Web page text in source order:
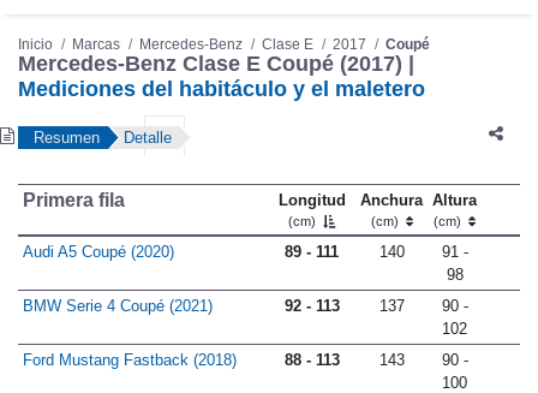
Inicio Marcas Mercedes-Benz Clase E 2017 Coupé
Mercedes-Benz Clase E Coupé (2017) |
Mediciones del habitáculo y el maletero
Resumen Detalle
Primera fila Longitud
(cm)
Anchura
(cm)
Altura
(cm)
Audi A5 Coupé (2020) 89 - 111 140
91 -
98
BMW Serie 4 Coupé (2021)
92 - 113 137
90 -
102
Ford Mustang Fastback (2018)
88 - 113 143
90 -
100